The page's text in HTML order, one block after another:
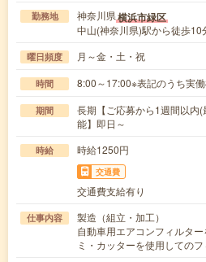
勤務地 神奈川県横浜市緑区
中山(神奈川県)駅から徒歩10
曜日頻度 月～金・土・祝
時間 8:00～17:00※表記のうち実働
期間
長期【ご応募から1週間以内
能】即日～
時給 時給1250円
交通費
交通費支給有り
仕事内容
製造（組立・加工）
自動車用エアコンフィルタ
ミ・カッターを使用しての